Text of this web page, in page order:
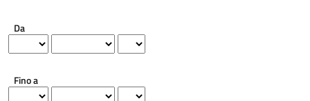
Da
Fino a